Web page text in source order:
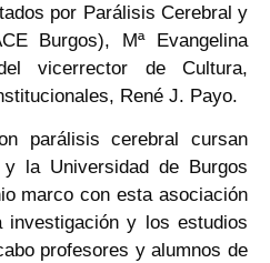
por Parálisis Cerebral y
Burgos), Mª Evangelina
vicerrector de Cultura,
René J. Payo.
parálisis cerebral cursan
la Universidad de Burgos
marco con esta asociación
investigación y los estudios
profesores y alumnos de